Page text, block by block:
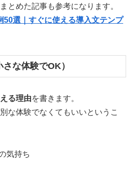
とめた記事も参考になります。
50選｜すぐに使える導入文テンプ
な体験でOK）
る理由を書きます。
な体験でなくてもいいというこ
気持ち